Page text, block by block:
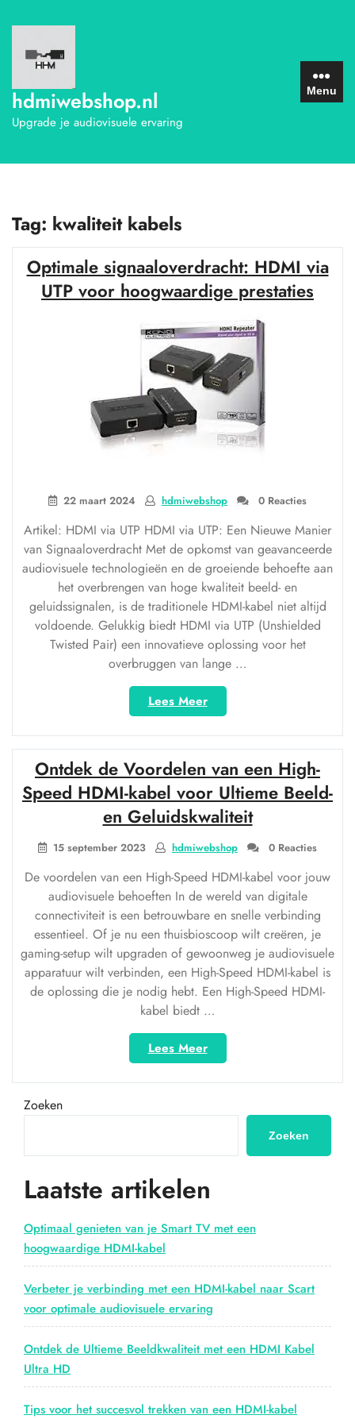
naar
inhoud
hdmiwebshop.nl
Upgrade je audiovisuele ervaring
Menu
Tag: kwaliteit kabels
Optimale signaaloverdracht: HDMI via
UTP voor hoogwaardige prestaties
22 maart 2024 hdmiwebshop 0 Reacties
Artikel: HDMI via UTP HDMI via UTP: Een Nieuwe Manier
van Signaaloverdracht Met de opkomst van geavanceerde
audiovisuele technologieën en de groeiende behoefte aan
het overbrengen van hoge kwaliteit beeld- en
geluidssignalen, is de traditionele HDMI-kabel niet altijd
voldoende. Gelukkig biedt HDMI via UTP (Unshielded
Twisted Pair) een innovatieve oplossing voor het
overbruggen van lange …
Lees Meer“Optimale
signaaloverdracht:
HDMI
via
UTP
voor
hoogwaardige
prestaties”
Ontdek de Voordelen van een High-
Speed HDMI-kabel voor Ultieme Beeld-
en Geluidskwaliteit
15 september 2023 hdmiwebshop 0 Reacties
De voordelen van een High-Speed HDMI-kabel voor jouw
audiovisuele behoeften In de wereld van digitale
connectiviteit is een betrouwbare en snelle verbinding
essentieel. Of je nu een thuisbioscoop wilt creëren, je
gaming-setup wilt upgraden of gewoonweg je audiovisuele
apparatuur wilt verbinden, een High-Speed HDMI-kabel is
de oplossing die je nodig hebt. Een High-Speed HDMI-
kabel biedt …
Lees Meer“Ontdek
de
Voordelen
een
Speed
kabel
Ultieme
Beeld-
Zoeken
Zoeken
Laatste artikelen
Optimaal genieten van je Smart TV met een
hoogwaardige HDMI-kabel
Verbeter je verbinding met een HDMI-kabel naar Scart
voor optimale audiovisuele ervaring
Ontdek de Ultieme Beeldkwaliteit met een HDMI Kabel
Ultra HD
Tips voor het succesvol trekken van een HDMI-kabel